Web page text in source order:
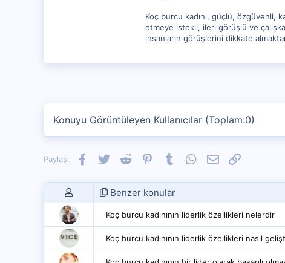
Koç burcu kadını, güçlü, özgüvenli,
etmeye istekli, ileri görüşlü ve
insanların görüşlerini dikkate
Konuyu Görüntüleyen Kullanıcılar (Toplam:0)
Paylaş: Facebook
TwitterReddit PinterestTumblrWhatsApp
E-postaLink
Benzer konular
Koç burcu kadınının liderlik özellikleri nelerdir
Koç burcu kadınının liderlik özellikleri nasıl